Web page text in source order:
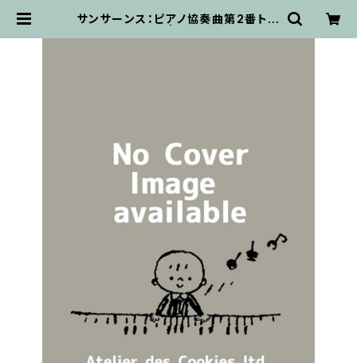
サンサーンス：ピアノ協奏曲第2番ト短